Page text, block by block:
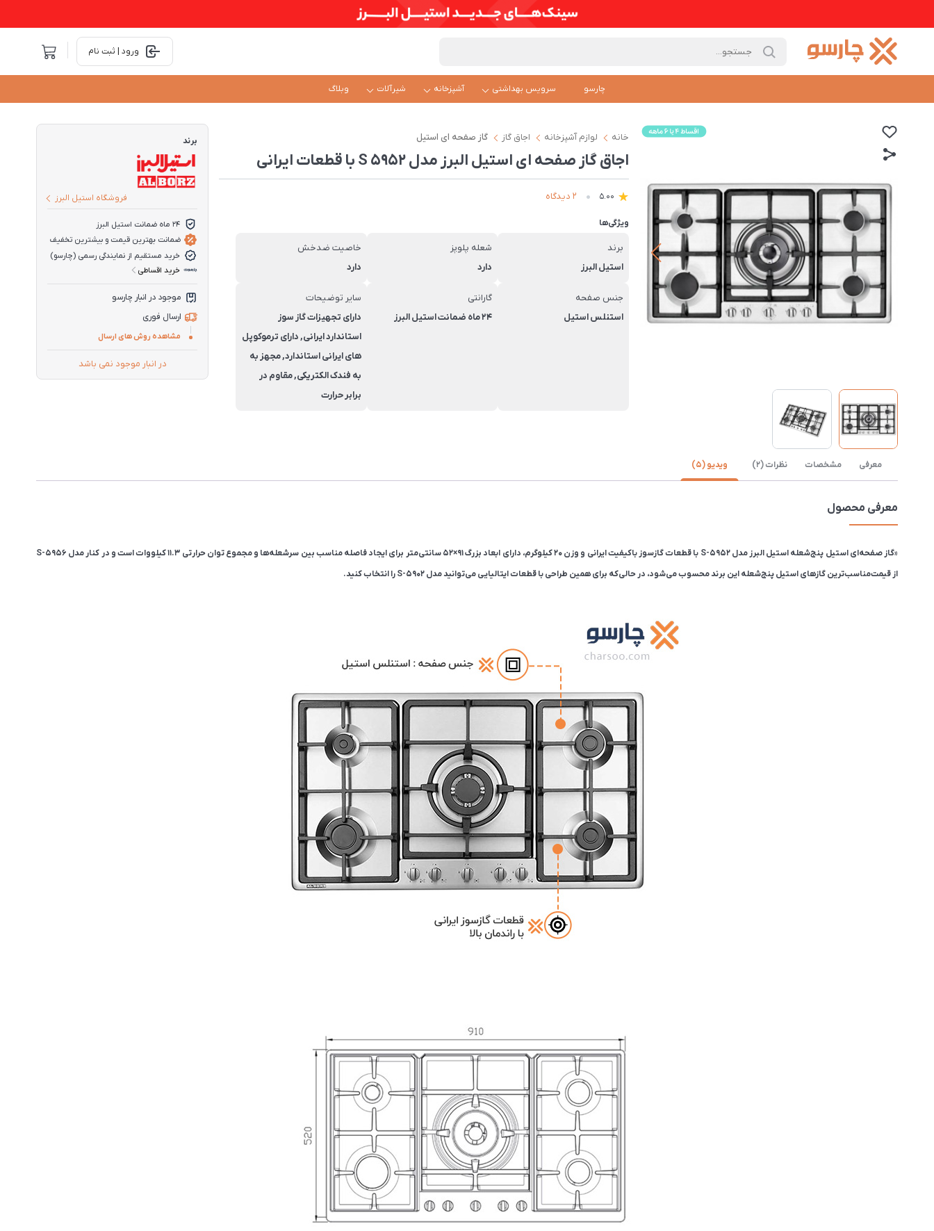
ورود | ثبت نام
چارسو سرویس بهداشتی آشپزخانه شیرآلات وبلاگ
خانه لوازم آشپزخانه اجاق گاز گاز صفحه ای استیل
اجاق گاز صفحه ای استیل البرز مدل S 5952 با قطعات ایرانی
5.00 2 دیدگاه
ویژگی‌ها
برند
استیل البرز
شعله پلوپز
دارد
خاصیت ضدخش
دارد
جنس صفحه
استنلس استیل
گارانتی
24 ماه ضمانت استیل البرز
سایر توضیحات
دارای تجهیزات گاز سوز
استاندارد ایرانی, دارای ترموکوپل
های ایرانی استاندارد, مجهز به
به فندک الکتریکی, مقاوم در
برابر حرارت
برند
فروشگاه استیل البرز
24 ماه ضمانت استیل البرز
ضمانت بهترین قیمت و بیشترین تخفیف
خرید مستقیم از نمایندگی رسمی (چارسو)
خرید اقساطی
موجود در انبار چارسو
ارسال فوری
مشاهده روش های ارسال
در انبار موجود نمی باشد
معرفی مشخصات نظرات (2) ویدیو (5)
معرفی محصول
«گاز صفحه‌ای استیل پنج‌شعله استیل البرز مدل S-5952 با قطعات گازسوز باکیفیت ایرانی و وزن ۲۰ کیلوگرم، دارای ابعاد بزرگ ۹۱×۵۲ سانتی‌متر برای ایجاد فاصله مناسب بین سرشعله‌ها و مجموع توان حرارتی ۱۱.۳ کیلووات است و در کنار مدل S-5956
از قیمت‌مناسب‌ترین گازهای استیل پنج‌شعله این برند محسوب می‌شود، در حالی‌که برای همین طراحی با قطعات ایتالیایی می‌توانید مدل S-5902 را انتخاب کنید.